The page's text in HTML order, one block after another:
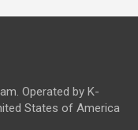
Operated by K-
States of America